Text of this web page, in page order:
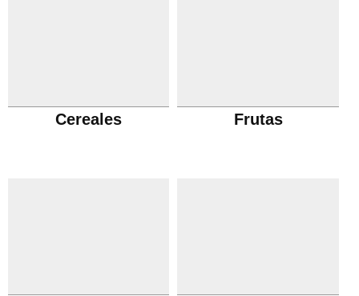
Cereales Frutas